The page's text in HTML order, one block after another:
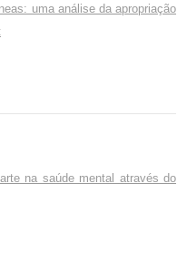
uma análise da apropriação
na saúde mental através do